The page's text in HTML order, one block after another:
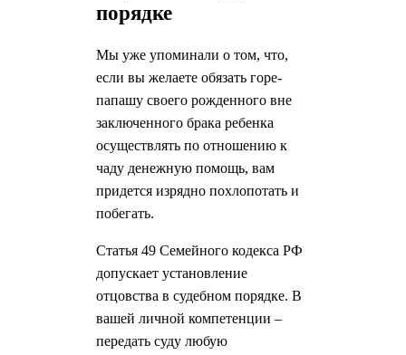
порядке
Мы уже упоминали о том, что,
если вы желаете обязать горе-
папашу своего рожденного вне
заключенного брака ребенка
осуществлять по отношению к
чаду денежную помощь, вам
придется изрядно похлопотать и
побегать.
Статья 49 Семейного кодекса РФ
допускает установление
отцовства в судебном порядке. В
вашей личной компетенции –
передать суду любую